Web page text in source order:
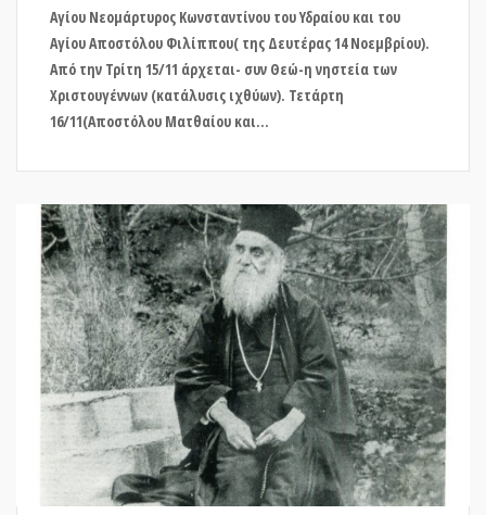
Αγίου Νεομάρτυρος Κωνσταντίνου του Υδραίου και του
Αγίου Αποστόλου Φιλίππου( της Δευτέρας 14 Νοεμβρίου).
Από την Τρίτη 15/11 άρχεται- συν Θεώ-η νηστεία των
Χριστουγέννων (κατάλυσις ιχθύων). Τετάρτη
16/11(Αποστόλου Ματθαίου και...